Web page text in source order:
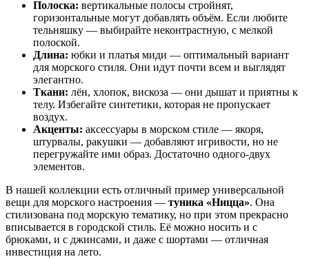
Полоска: вертикальные полосы стройнят,
горизонтальные могут добавлять объём. Если любите
тельняшку — выбирайте неконтрастную, с мелкой
полоской.
Длина: юбки и платья миди — оптимальный вариант
для морского стиля. Они идут почти всем и выглядят
элегантно.
Ткани: лён, хлопок, вискоза — они дышат и приятны к
телу. Избегайте синтетики, которая не пропускает
воздух.
Акценты: аксессуары в морском стиле — якоря,
штурвалы, ракушки — добавляют игривости, но не
перегружайте ими образ. Достаточно одного-двух
элементов.
В нашей коллекции есть отличный пример универсальной
вещи для морского настроения — туника «Ницца». Она
стилизована под морскую тематику, но при этом прекрасно
вписывается в городской стиль. Её можно носить и с
брюками, и с джинсами, и даже с шортами — отличная
инвестиция на лето.